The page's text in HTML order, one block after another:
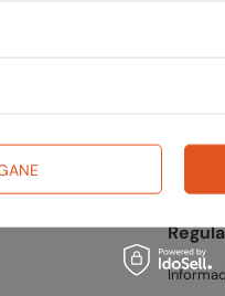
możesz skorzystać